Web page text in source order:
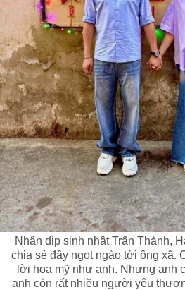
Nhân dịp sinh nhật Trấn Thành,
chia sẻ đầy ngọt ngào tới ông xã.
lời hoa mỹ như anh. Nhưng anh
anh còn rất nhiều người yêu